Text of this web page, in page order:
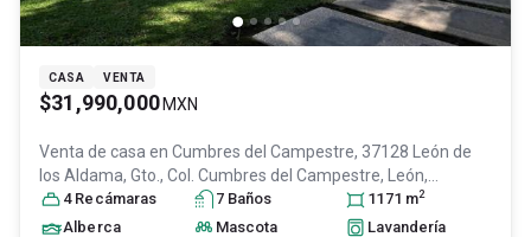
CASA VENTA
$31,990,000 MXN
Venta de casa en Cumbres del Campestre, 37128 León de
los Aldama, Gto., Col. Cumbres del Campestre,
León,
Guanajuato, México , C.P. 37128, ID: 30811998
4 Recámaras 7 Baños 1171 m2
Alberca Mascota Lavandería